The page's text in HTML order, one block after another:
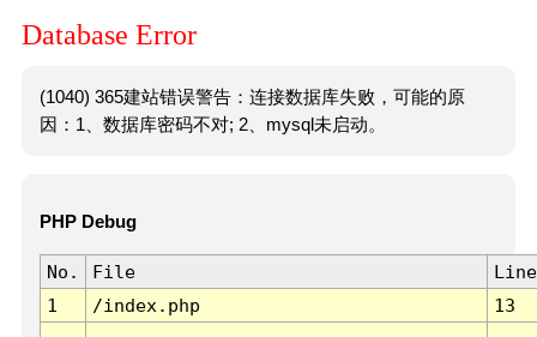
Database Error
(1040) 365建站错误警告：连接数据库失败，可能的原
因：1、数据库密码不对; 2、mysql未启动。
PHP Debug
No. File
Line
1
/index.php 13